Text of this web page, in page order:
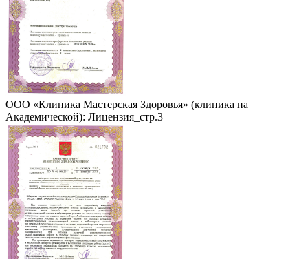
ООО «Клиника Мастерская Здоровья» (клиника на
Академической): Лицензия_стр.3